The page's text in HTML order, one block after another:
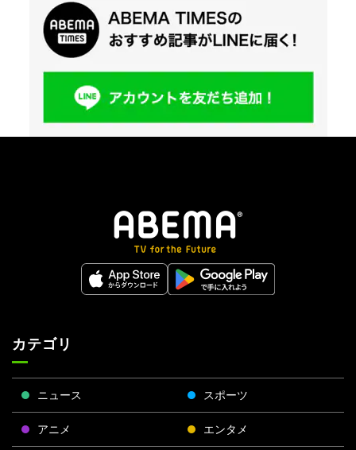
カテゴリ
ニュース スポーツ
アニメ エンタメ